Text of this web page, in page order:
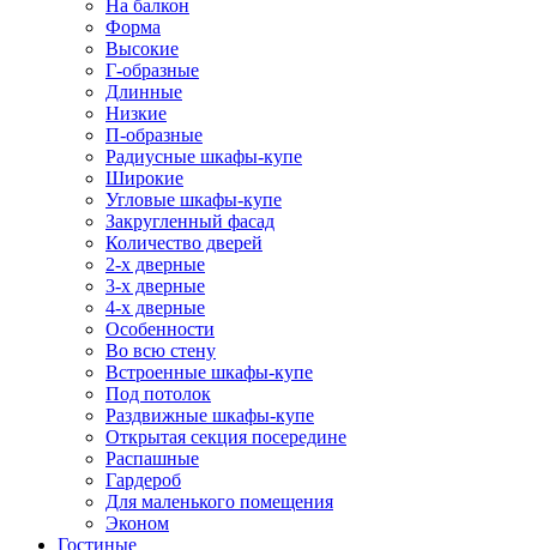
На балкон
Форма
Высокие
Г-образные
Длинные
Низкие
П-образные
Радиусные шкафы-купе
Широкие
Угловые шкафы-купе
Закругленный фасад
Количество дверей
2-х дверные
3-х дверные
4-х дверные
Особенности
Во всю стену
Встроенные шкафы-купе
Под потолок
Раздвижные шкафы-купе
Открытая секция посередине
Распашные
Гардероб
Для маленького помещения
Эконом
Гостиные